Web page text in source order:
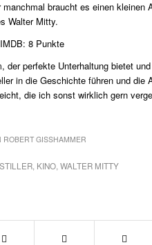
braucht es einen
Walter Mitty.
8 Punkte
der perfekte Unterhaltung bietet
in die Geschichte führen und
die ich sonst wirklich gern
ROBERT GISSHAMMER
, KINO,WALTER MITTY